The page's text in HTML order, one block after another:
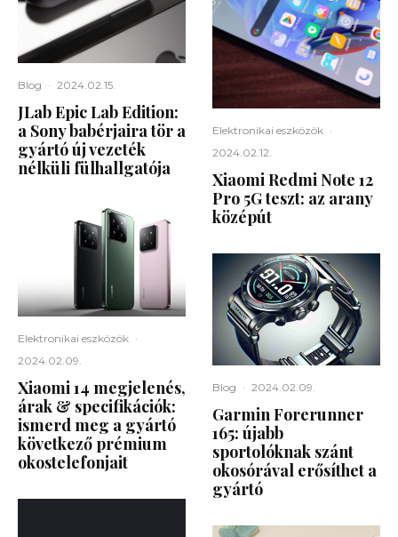
Blog · 2024.02.15.
JLab Epic Lab Edition:
a Sony babérjaira tör a
gyártó új vezeték
nélküli fülhallgatója
Elektronikai eszközök ·
2024.02.09.
Xiaomi 14 megjelenés,
árak & specifikációk:
ismerd meg a gyártó
következő prémium
okostelefonjait
Elektronikai eszközök ·
2024.02.12.
Xiaomi Redmi Note 12
Pro 5G teszt: az arany
középút
Blog · 2024.02.09.
Garmin Forerunner
165: újabb
sportolóknak szánt
okosórával erősíthet a
gyártó